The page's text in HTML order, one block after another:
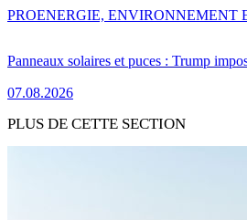
Panneaux solaires et puces : Trump
07.08.2026
PROENERGIE, ENVIRONNEMENT
PLUS DE CETTE SECTION